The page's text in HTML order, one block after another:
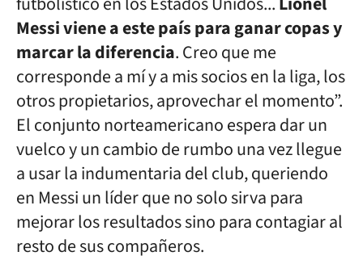
Messi viene a este país para ganar copas y
marcar la diferencia. Creo que me
corresponde a mí y a mis socios en la liga, los
otros propietarios, aprovechar el momento”.
El conjunto norteamericano espera dar un
vuelco y un cambio de rumbo una vez llegue
a usar la indumentaria del club, queriendo
en Messi un líder que no solo sirva para
mejorar los resultados sino para contagiar al
resto de sus compañeros.